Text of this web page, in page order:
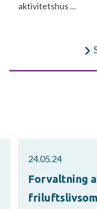
aktivitetshus ...
24.05.24
Forvaltning